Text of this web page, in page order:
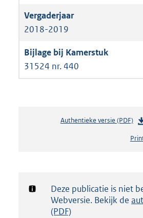
2018-2019
31524 nr. 440
Authentieke versie (PDF)b
s
d
g
Notificatie:
Deze publicatie is niet
Webversie. Bekijk de
(PDF)